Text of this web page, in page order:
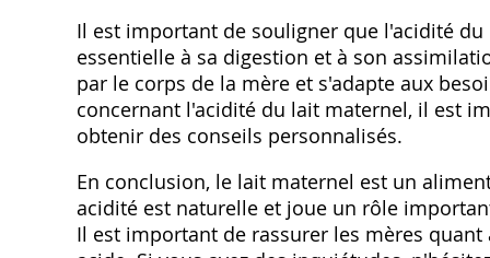
Il est important de souligner que l'acidité
essentielle à sa digestion et à son
par le corps de la mère et s'adapte aux
concernant l'acidité du lait maternel, il est
obtenir des conseils personnalisés.
En conclusion, le lait maternel est un
acidité est naturelle et joue un rôle
Il est important de rassurer les mères